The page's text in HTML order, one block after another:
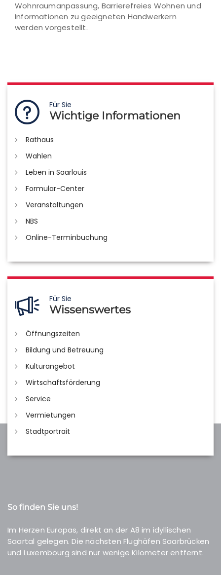
Wohnraumanpassung, Barrierefreies Wohnen und
Informationen zu geeigneten Handwerkern
werden vorgestellt.
Für Sie
Wichtige Informationen
Rathaus
Wahlen
Leben in Saarlouis
Formular-Center
Veranstaltungen
NBS
Online-Terminbuchung
Für Sie
Wissenswertes
Öffnungszeiten
Bildung und Betreuung
Kulturangebot
Wirtschaftsförderung
Service
Vermietungen
Stadtportrait
So finden Sie uns!
Im Herzen Europas, direkt an der A8 im idyllischen
Saartal gelegen. Die nächsten Flughäfen Saarbrücken
und Luxembourg sind nur wenige Kilometer entfernt.